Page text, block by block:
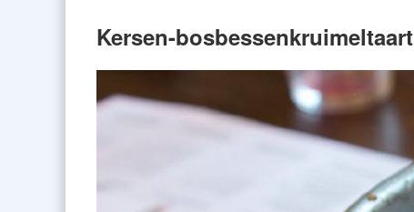
Kersen-bosbessenkruimeltaart